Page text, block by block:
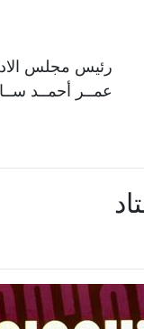
رئيس مجلس
عمــر أحمــد